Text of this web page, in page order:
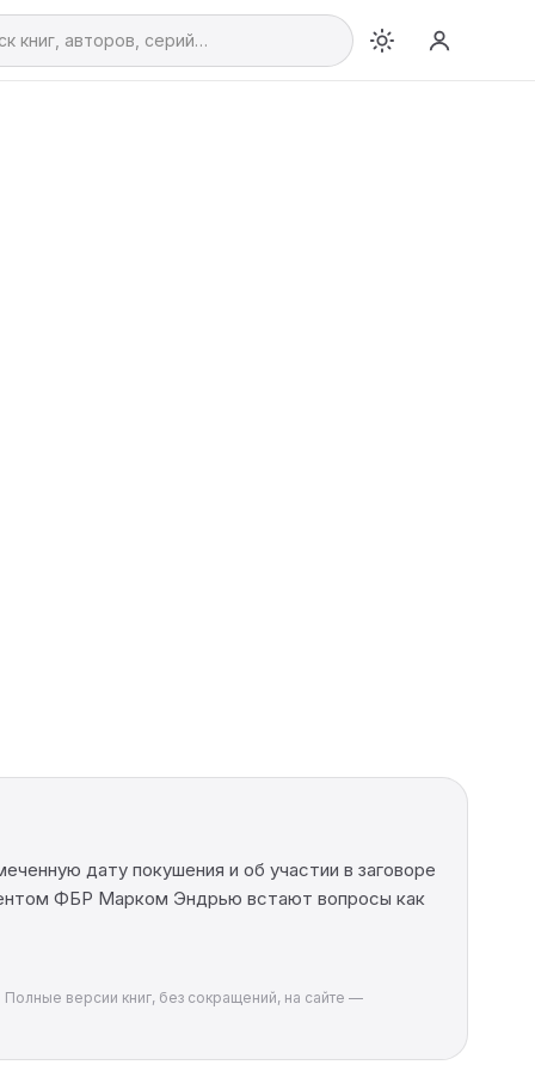
дату покушения и об участии в заговоре
ФБР Марком Эндрью встают вопросы как
версии книг, без сокращений, на сайте —